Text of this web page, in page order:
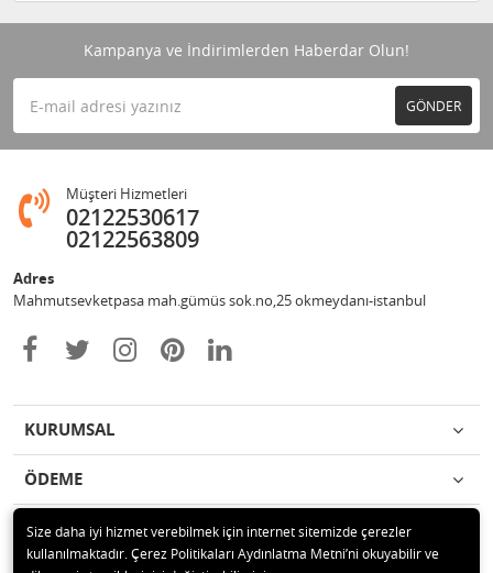
Kampanya ve İndirimlerden Haberdar Olun!
GÖNDER
Müşteri Hizmetleri
02122530617
02122563809
Adres
Mahmutsevketpasa mah.gümüs sok.no,25 okmeydanı-istanbul
KURUMSAL
ÖDEME
İLETİŞİM
Size daha iyi hizmet verebilmek için internet sitemizde çerezler
kullanılmaktadır. Çerez Politikaları Aydınlatma Metni’ni okuyabilir ve